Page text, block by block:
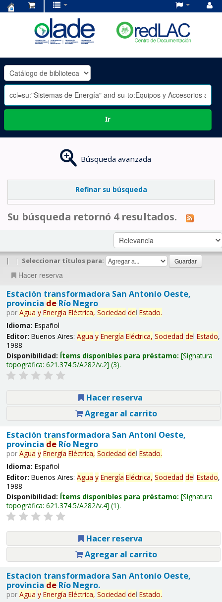
OLADE
-
Ir
Búsqueda avanzada
Refinar su búsqueda
Su búsqueda retornó 4 resultados.
| | Seleccionar títulos para:
Hacer reserva
Estación transformadora San Antonio Oeste,
provincia deRío Negro
por Agua y Energía Eléctrica, Sociedad del Estado.
Idioma: Español
Editor: Buenos Aires: Agua y Energía Eléctrica, Sociedad del Estado,
1988
Disponibilidad: Ítems disponibles para préstamo: Signatura
topográfica: 621.374.5/A282/v.2 (3).
Hacer reserva
Agregar al carrito
Estación transformadora San Antoni Oeste,
provincia deRío Negro
por Agua y Energía Eléctrica, Sociedad del Estado.
Idioma: Español
Editor: Buenos Aires: Agua y Energía Eléctrica, Sociedad del Estado,
1988
Disponibilidad: Ítems disponibles para préstamo: Signatura
topográfica: 621.374.5/A282/v.4 (1).
Hacer reserva
Agregar al carrito
Estacion transformadora San Antonio Oeste,
provincia deRío Negro.
por Agua y Energía Eléctrica, Sociedad del Estado.